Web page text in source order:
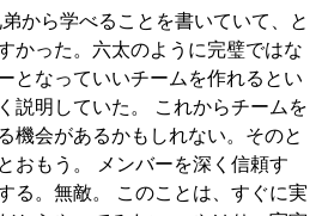
から学べることを書いていて、と
かった。六太のように完璧ではな
となっていいチームを作れるとい
説明していた。 これからチームを
機会があるかもしれない。そのと
おもう。 メンバーを深く信頼す
る。無敵。 このことは、すぐに実